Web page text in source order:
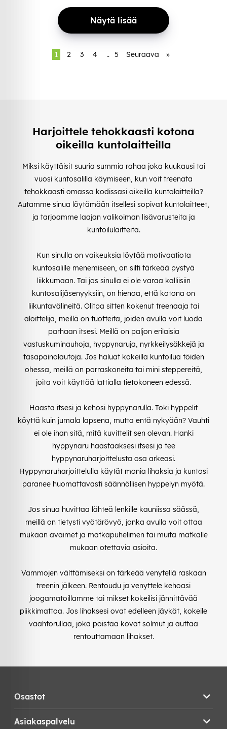
Näytä lisää
1 2 3 4 .. 5 Seuraava »
Harjoittele tehokkaasti kotona
oikeilla kuntolaitteilla
Miksi käyttäisit suuria summia rahaa joka kuukausi tai
vuosi kuntosalilla käymiseen, kun voit treenata
tehokkaasti omassa kodissasi oikeilla kuntolaitteilla?
Autamme sinua löytämään itsellesi sopivat kuntolaitteet,
ja tarjoamme laajan valikoiman lisävarusteita ja
kuntoilulaitteita.
Kun sinulla on vaikeuksia löytää motivaatiota
kuntosalille menemiseen, on silti tärkeää pystyä
liikkumaan. Tai jos sinulla ei ole varaa kalliisiin
kuntosalijäsenyyksiin, on hienoa, että kotona on
liikuntavälineitä. Olitpa sitten kokenut treenaaja tai
aloittelija, meillä on tuotteita, joiden avulla voit luoda
parhaan itsesi. Meillä on paljon erilaisia
vastuskuminauhoja, hyppynaruja, nyrkkeilysäkkejä ja
tasapainolautoja. Jos haluat kokeilla kuntoilua töiden
ohessa, meillä on porraskoneita tai mini steppereitä,
joita voit käyttää lattialla tietokoneen edessä.
Haasta itsesi ja kehosi hyppynarulla. Toki hyppelit
köyttä kuin jumala lapsena, mutta entä nykyään? Vauhti
ei ole ihan sitä, mitä kuvittelit sen olevan. Hanki
hyppynaru haastaaksesi itsesi ja tee
hyppynaruharjoittelusta osa arkeasi.
Hyppynaruharjoittelulla käytät monia lihaksia ja kuntosi
paranee huomattavasti säännöllisen hyppelyn myötä.
Jos sinua huvittaa lähteä lenkille kauniissa säässä,
meillä on tietysti vyötärövyö, jonka avulla voit ottaa
mukaan avaimet ja matkapuhelimen tai muita matkalle
mukaan otettavia asioita.
Vammojen välttämiseksi on tärkeää venytellä raskaan
treenin jälkeen. Rentoudu ja venyttele kehoasi
joogamatoillamme tai mikset kokeilisi jännittävää
piikkimattoa. Jos lihaksesi ovat edelleen jäykät, kokeile
vaahtorullaa, joka poistaa kovat solmut ja auttaa
rentouttamaan lihakset.
Osastot
Asiakaspalvelu